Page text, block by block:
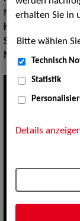
Musik
Klassische und
Show:Musik
Musik Shows:
erhalten Sie in
Bitte wählen
Technisch
Statistik
Details